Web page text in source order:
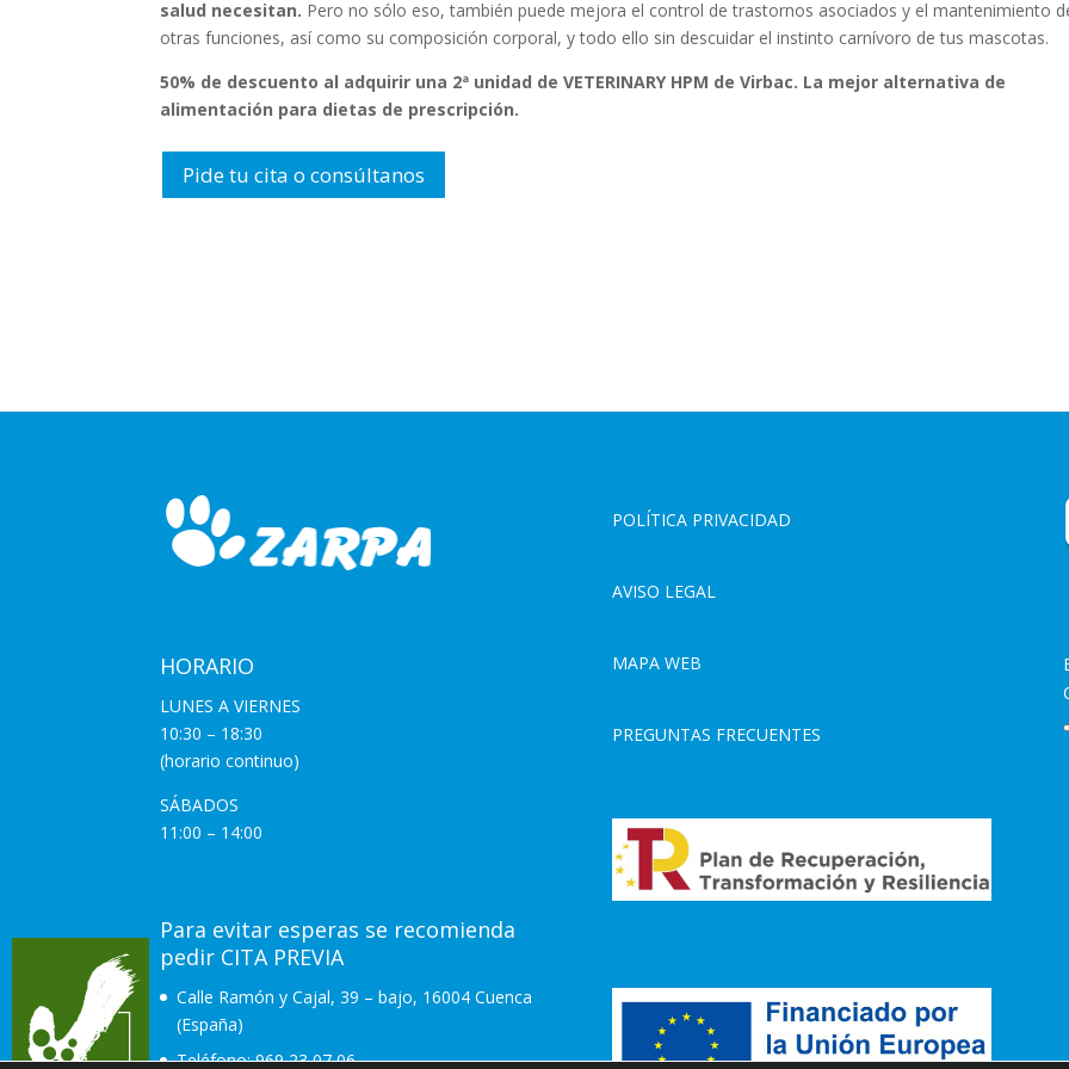
salud necesitan. Pero no sólo eso, también puede mejora el control de trastornos asociados y el mantenimiento
otras funciones, así como su composición corporal, y todo ello sin descuidar el instinto carnívoro de tus mascotas.
50% de descuento al adquirir una 2ª unidad de VETERINARY HPM de Virbac. La mejor alternativa de
alimentación para dietas de prescripción.
Pide tu cita o consúltanos
HORARIO
LUNES A VIERNES
10:30 – 18:30
(horario continuo)
SÁBADOS
11:00 – 14:00
Para evitar esperas se recomienda
pedir CITA PREVIA
Calle Ramón y Cajal, 39 – bajo, 16004 Cuenca
(España)
Teléfono:969 23 07 06
POLÍTICA PRIVACIDAD
AVISO LEGAL
MAPA WEB
PREGUNTAS FRECUENTES